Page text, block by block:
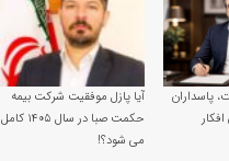
پاسداران
آیا پازل موفقیت شرکت بیمه
حکمت صبا در سال ۱۴۰۵ کامل
می شود؟!